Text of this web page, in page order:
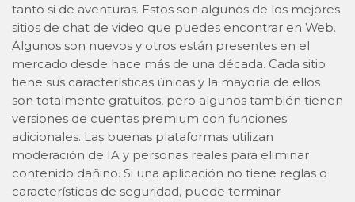
tanto si de aventuras. Estos son algunos de los mejores
sitios de chat de video que puedes encontrar en Web.
Algunos son nuevos y otros están presentes en el
mercado desde hace más de una década. Cada sitio
tiene sus características únicas y la mayoría de ellos
son totalmente gratuitos, pero algunos también tienen
versiones de cuentas premium con funciones
adicionales. Las buenas plataformas utilizan
moderación de IA y personas reales para eliminar
contenido dañino. Si una aplicación no tiene reglas o
características de seguridad, puede terminar